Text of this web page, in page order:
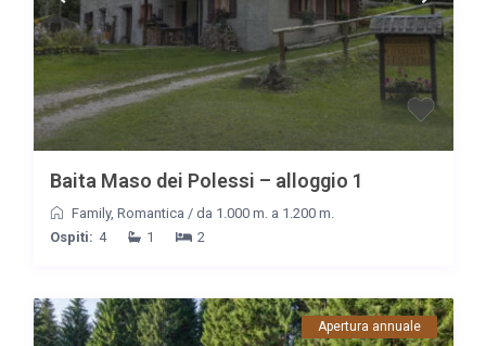
Baita Maso dei Polessi – alloggio 1
Family, Romantica / da 1.000 m. a 1.200 m.
Ospiti: 4 1 2
Apertura annuale